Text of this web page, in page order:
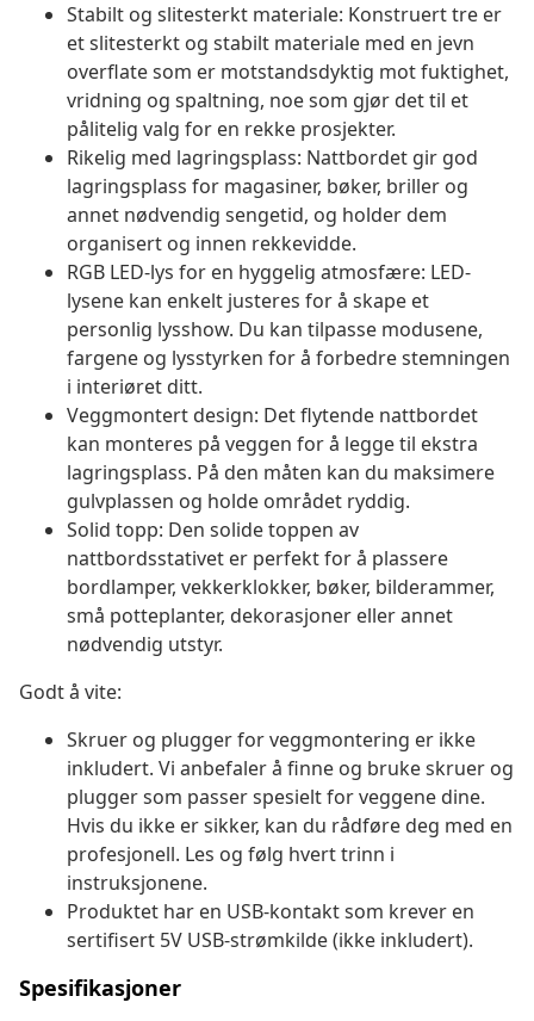
Stabilt og slitesterkt materiale: Konstruert tre er
et slitesterkt og stabilt materiale med en jevn
overflate som er motstandsdyktig mot fuktighet,
vridning og spaltning, noe som gjør det til et
pålitelig valg for en rekke prosjekter.
Rikelig med lagringsplass: Nattbordet gir god
lagringsplass for magasiner, bøker, briller og
annet nødvendig sengetid, og holder dem
organisert og innen rekkevidde.
RGB LED-lys for en hyggelig atmosfære: LED-
lysene kan enkelt justeres for å skape et
personlig lysshow. Du kan tilpasse modusene,
fargene og lysstyrken for å forbedre stemningen
i interiøret ditt.
Veggmontert design: Det flytende nattbordet
kan monteres på veggen for å legge til ekstra
lagringsplass. På den måten kan du maksimere
gulvplassen og holde området ryddig.
Solid topp: Den solide toppen av
nattbordsstativet er perfekt for å plassere
bordlamper, vekkerklokker, bøker, bilderammer,
små potteplanter, dekorasjoner eller annet
nødvendig utstyr.
Godt å vite:
Skruer og plugger for veggmontering er ikke
inkludert. Vi anbefaler å finne og bruke skruer og
plugger som passer spesielt for veggene dine.
Hvis du ikke er sikker, kan du rådføre deg med en
profesjonell. Les og følg hvert trinn i
instruksjonene.
Produktet har en USB-kontakt som krever en
sertifisert 5V USB-strømkilde (ikke inkludert).
Spesifikasjoner